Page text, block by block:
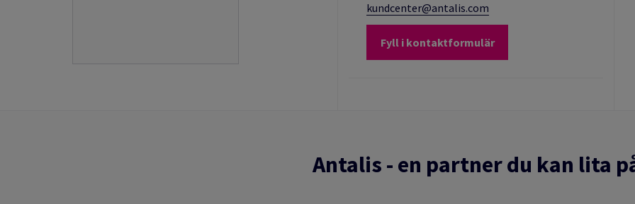
kundcenter@antalis.com
Fyll i kontaktformulär
Antalis - en partner du kan lita